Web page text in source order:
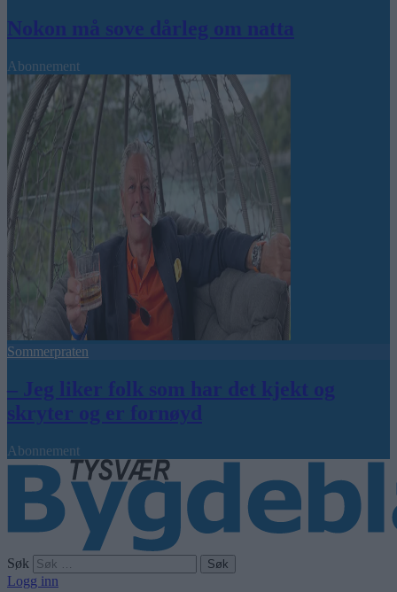
Nokon må sove dårleg om natta
Abonnement
Sommerpraten
– Jeg liker folk som har det kjekt og
skryter og er fornøyd
Abonnement
Søk
Logg inn